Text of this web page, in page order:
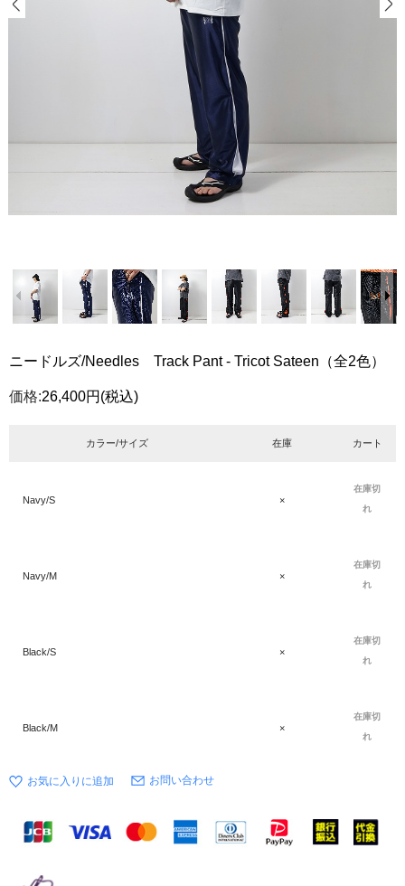
ニードルズ/Needles Track Pant - Tricot Sateen（全2色）
価格:26,400円 (税込)
カラー/サイズ 在庫 カート
Navy/S ×
在庫切
れ
Navy/M ×
在庫切
れ
Black/S ×
在庫切
れ
Black/M ×
在庫切
れ
お問い合わせ